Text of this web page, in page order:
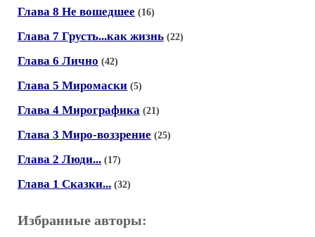
Глава 8 Не вошедшее (16)
Глава 7 Грусть...как жизнь (22)
Глава 6 Лично (42)
Глава 5 Миромаски (5)
Глава 4 Мирографика (21)
Глава 3 Миро-воззрение (25)
Глава 2 Люди... (17)
Глава 1 Сказки... (32)
Избранные авторы: